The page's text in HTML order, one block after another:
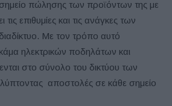
πώλησης των προϊόντων της με
επιθυμίες και τις ανάγκες των
Με τον τρόπο αυτό
ηλεκτρικών ποδηλάτων και
στο σύνολο του δικτύου των
αποστολές σε κάθε σημείο